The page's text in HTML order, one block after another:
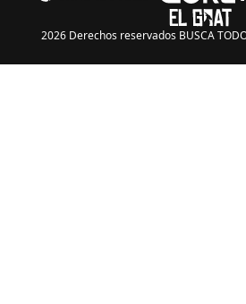
2026 Derechos reservados BUSCA